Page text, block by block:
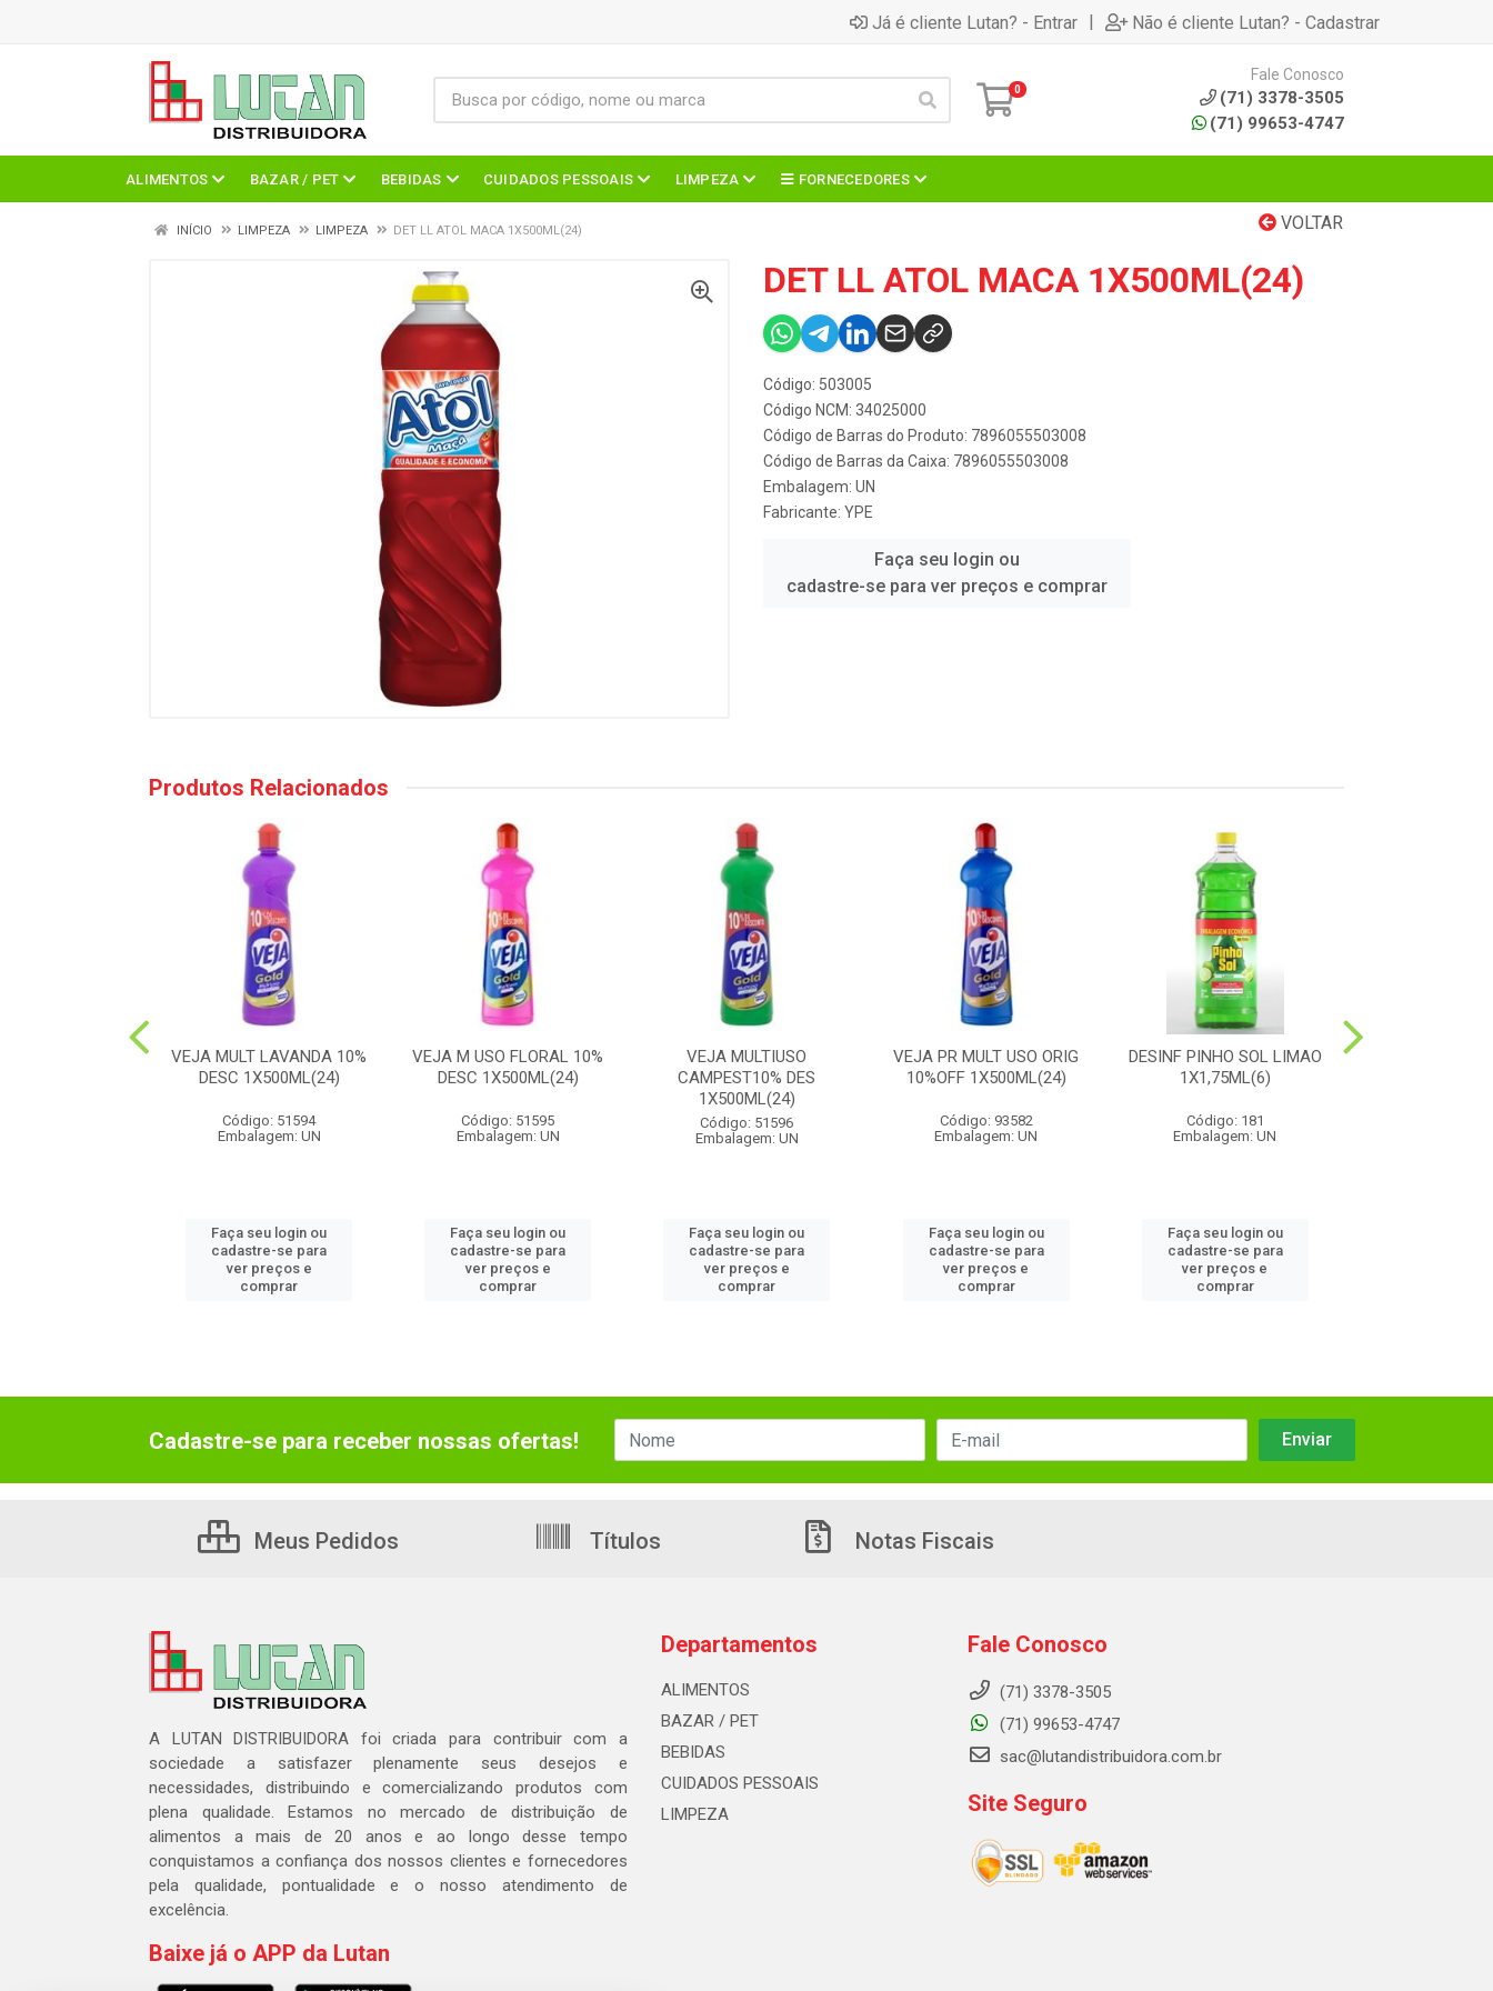
Já é cliente Lutan? - Entrar | Não é cliente Lutan? - Cadastrar
0
Fale Conosco
(71) 3378-3505
(71) 99653-4747
ALIMENTOS BAZAR / PET BEBIDAS CUIDADOS PESSOAIS LIMPEZA FORNECEDORES
VOLTAR
INÍCIO LIMPEZA LIMPEZA DET LL ATOL MACA 1X500ML(24)
DET LL ATOL MACA 1X500ML(24)
Código: 503005
Código NCM: 34025000
Código de Barras do Produto: 7896055503008
Código de Barras da Caixa: 7896055503008
Embalagem: UN
Fabricante: YPE
Faça seu login ou
cadastre-se para ver preços e comprar
Produtos Relacionados
VEJA MULT LAVANDA 10%
DESC 1X500ML(24)
Código: 51594
Embalagem: UN
Faça seu login ou
cadastre-se para
ver preços e
comprar
VEJA M USO FLORAL 10%
DESC 1X500ML(24)
Código: 51595
Embalagem: UN
Faça seu login ou
cadastre-se para
ver preços e
comprar
VEJA MULTIUSO
CAMPEST10% DES
1X500ML(24)
Código: 51596
Embalagem: UN
Faça seu login ou
cadastre-se para
ver preços e
comprar
VEJA PR MULT USO ORIG
10%OFF 1X500ML(24)
Código: 93582
Embalagem: UN
Faça seu login ou
cadastre-se para
ver preços e
comprar
DESINF PINHO SOL LIMAO
1X1,75ML(6)
Código: 181
Embalagem: UN
Faça seu login ou
cadastre-se para
ver preços e
comprar
Cadastre-se para receber nossas ofertas!
Meus Pedidos Títulos Notas Fiscais
A LUTAN DISTRIBUIDORA foi criada para contribuir com a
sociedade a satisfazer plenamente seus desejos e
necessidades, distribuindo e comercializando produtos com
plena qualidade. Estamos no mercado de distribuição de
alimentos a mais de 20 anos e ao longo desse tempo
conquistamos a confiança dos nossos clientes e fornecedores
pela qualidade, pontualidade e o nosso atendimento de
excelência.
Baixe já o APP da Lutan
Departamentos
ALIMENTOS
BAZAR / PET
BEBIDAS
CUIDADOS PESSOAIS
LIMPEZA
Fale Conosco
(71) 3378-3505
(71) 99653-4747
sac@lutandistribuidora.com.br
Site Seguro